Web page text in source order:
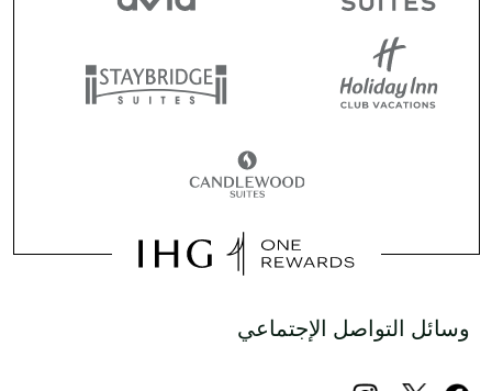
وسائل التواصل الإجتماعي